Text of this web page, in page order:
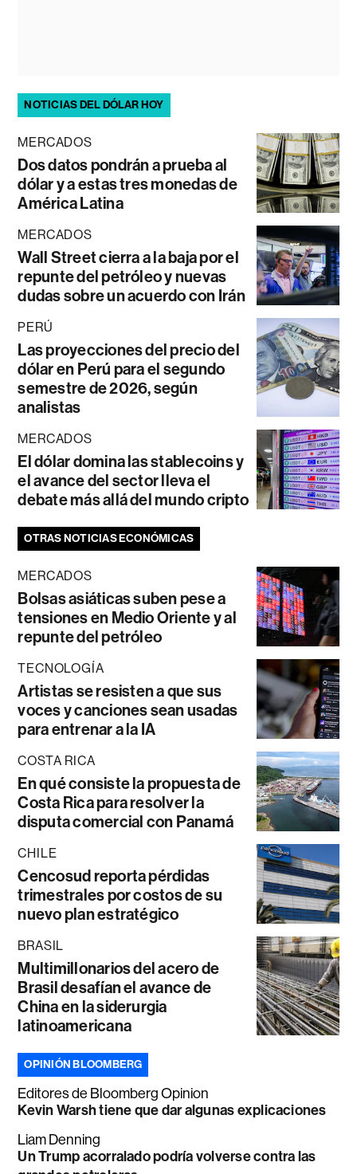
NOTICIAS DEL DÓLAR HOY
MERCADOS
Dos datos pondrán a prueba al
dólar y a estas tres monedas de
América Latina
MERCADOS
Wall Street cierra a la baja por el
repunte del petróleo y nuevas
dudas sobre un acuerdo con Irán
PERÚ
Las proyecciones del precio del
dólar en Perú para el segundo
semestre de 2026, según
analistas
MERCADOS
El dólar domina las stablecoins y
el avance del sector lleva el
debate más allá del mundo cripto
OTRAS NOTICIAS ECONÓMICAS
MERCADOS
Bolsas asiáticas suben pese a
tensiones en Medio Oriente y al
repunte del petróleo
TECNOLOGÍA
Artistas se resisten a que sus
voces y canciones sean usadas
para entrenar a la IA
COSTA RICA
En qué consiste la propuesta de
Costa Rica para resolver la
disputa comercial con Panamá
CHILE
Cencosud reporta pérdidas
trimestrales por costos de su
nuevo plan estratégico
BRASIL
Multimillonarios del acero de
Brasil desafían el avance de
China en la siderurgia
latinoamericana
OPINIÓN BLOOMBERG
Editores de Bloomberg Opinion
Kevin Warsh tiene que dar algunas explicaciones
Liam Denning
Un Trump acorralado podría volverse contra las